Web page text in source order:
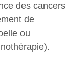
des cancers
de
ou